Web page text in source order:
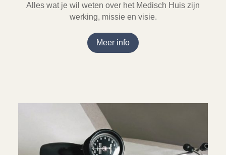
Alles wat je wil weten over het Medisch Huis zijn
werking, missie en visie.
Meer info